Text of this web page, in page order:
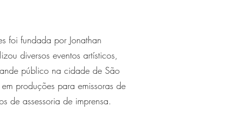
foi fundada por Jonathan
diversos eventos artísticos,
público na cidade de São
produções para emissoras de
de assessoria de imprensa.